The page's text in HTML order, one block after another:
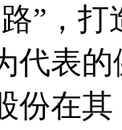
”，
代表
在其